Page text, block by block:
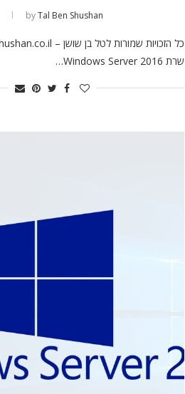
byTal Ben Shushan
שרת Windows Server 2016…